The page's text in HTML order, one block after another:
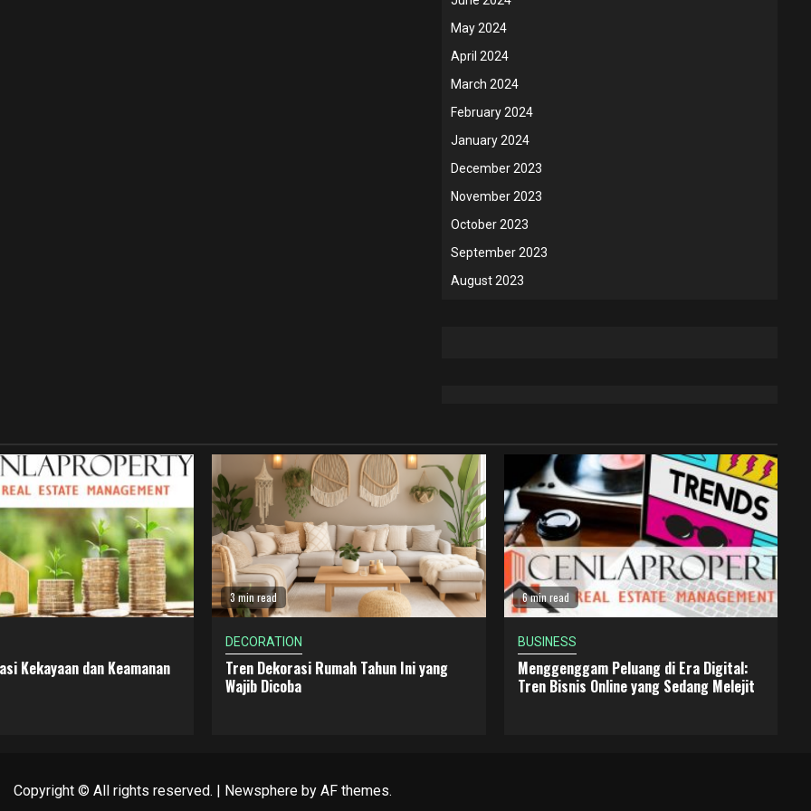
May 2024
April 2024
March 2024
February 2024
January 2024
December 2023
November 2023
October 2023
September 2023
August 2023
Kekayaan dan Keamanan
3 min read
DECORATION
Tren Dekorasi Rumah Tahun Ini yang
Wajib Dicoba
6 min read
BUSINESS
Menggenggam Peluang di Era Digital:
Tren Bisnis Online yang Sedang Melejit
Copyright © All rights reserved. | Newsphere by AF themes.